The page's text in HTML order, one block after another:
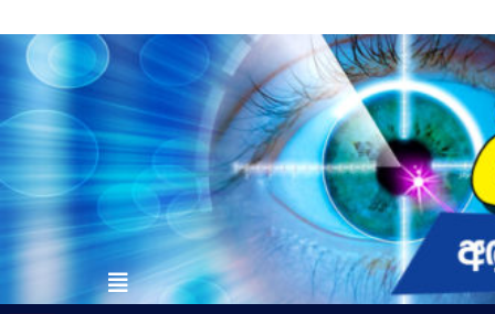
to
contentvinivida.lk